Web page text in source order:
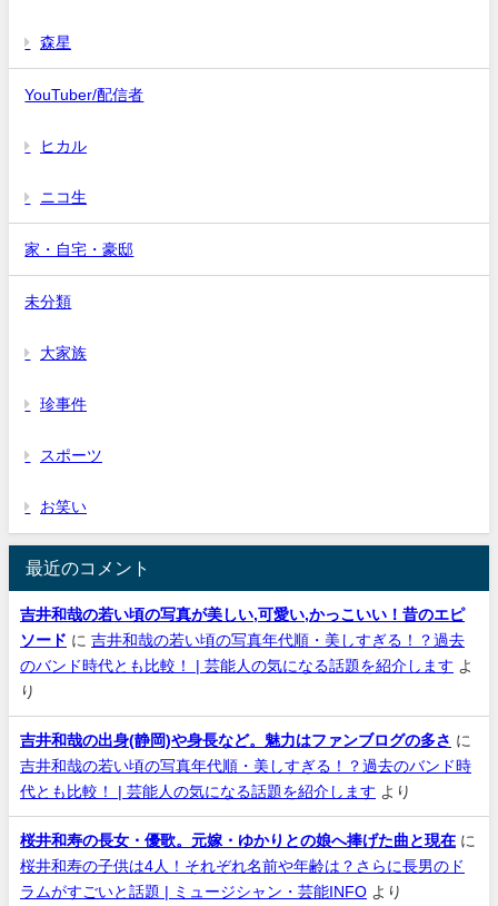
森星
YouTuber/配信者
ヒカル
ニコ生
家・自宅・豪邸
未分類
大家族
珍事件
スポーツ
お笑い
最近のコメント
吉井和哉の若い頃の写真が美しい,可愛い,かっこいい！昔のエピ
ソード に 吉井和哉の若い頃の写真年代順・美しすぎる！？過去
のバンド時代とも比較！ | 芸能人の気になる話題を紹介します よ
り
吉井和哉の出身(静岡)や身長など。魅力はファンブログの多さ に
吉井和哉の若い頃の写真年代順・美しすぎる！？過去のバンド時
代とも比較！ | 芸能人の気になる話題を紹介します より
桜井和寿の長女・優歌。元嫁・ゆかりとの娘へ捧げた曲と現在 に
桜井和寿の子供は4人！それぞれ名前や年齢は？さらに長男のド
ラムがすごいと話題 | ミュージシャン・芸能INFO より